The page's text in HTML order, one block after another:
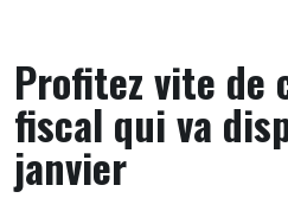
Profitez vite de
fiscal qui va
janvier